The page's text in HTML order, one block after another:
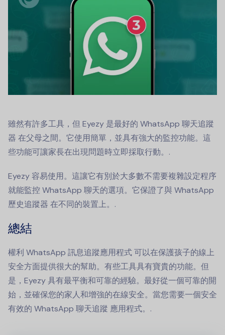
雖然有許多工具，但 Eyezy 是最好的 WhatsApp 聊天追蹤
器 在父母之間。它使用簡單，並具有強大的監控功能。這
些功能可讓家長在出現問題時立即採取行動。.
Eyezy 容易使用。這讓它有別於大多數不需要複雜設定程序
就能監控 WhatsApp 聊天的選項。它保證了與WhatsApp
歷史追蹤器 在不同的裝置上。.
總結
權利 WhatsApp 訊息追蹤應用程式可以在保護孩子的線上
安全方面提供很大的幫助。有些工具具有寶貴的功能。但
是，Eyezy 具有最平衡和可靠的經驗。最好從一個可靠的開
始，並確保您的家人和增強的在線安全。當您需要一個安全
有效的 WhatsApp 聊天追蹤 應用程式。.